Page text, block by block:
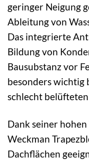
geringer Neigung
Ableitung von
Das integrierte
Bildung von
Bausubstanz vor
besonders wichtig
schlecht belüfteten
Dank seiner
Weckman
Dachflächen